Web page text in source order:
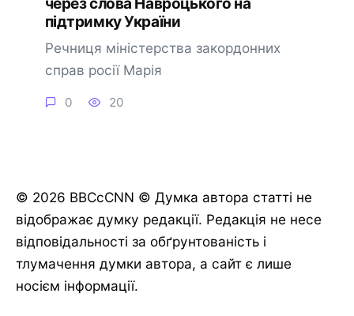
через слова Навроцького на
підтримку України
Речниця міністерства закордонних
справ росії Марія
0 20
© 2026 BBCcCNN © Думка автора статті не
відображає думку редакції. Редакція не несе
відповідальності за обґрунтованість і
тлумачення думки автора, а сайт є лише
носієм інформації.